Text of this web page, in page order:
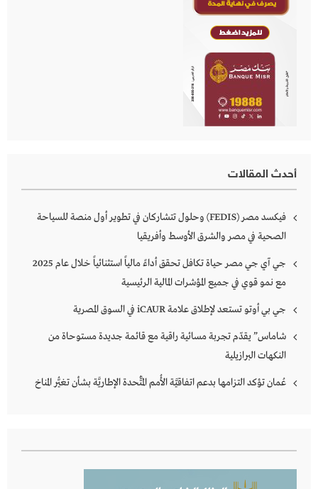
أحدث المقالات
فيكسد مصر (FEDIS) وحلول تتشاركان في تطوير أول منصة للسياحة
الصحية في مصر والشرق الأوسط وأفريقيا
جي آي جي مصر حياة تكافل تحقق أداءً مالياً استثنائياً خلال عام 2025
مع نمو قوي في جميع المؤشرات المالية الرئيسية
جي بي أوتو تستعد لإطلاق علامة iCAUR في السوق المصرية
شاماس” يقدّم تجربة مسائية راقية مع قائمة جديدة مستوحاة من
النكهات البرازيلية
عُمان تؤكد التزامها بدعم اتفاقيَّة الأُمم المُتَّحدة الإطاريَّة بشأن تغيُّر المناخ